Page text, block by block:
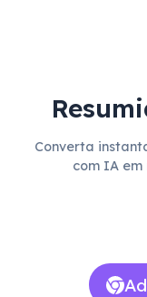
Converta
com IA